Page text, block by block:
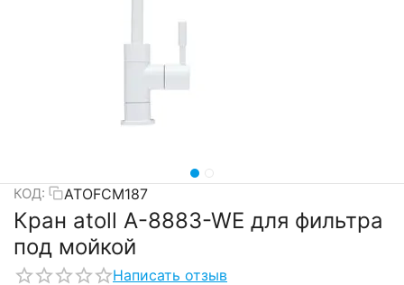
КОД: ATOFCM187
Кран atoll A-8883-WE для фильтра
под мойкой
Написать отзыв